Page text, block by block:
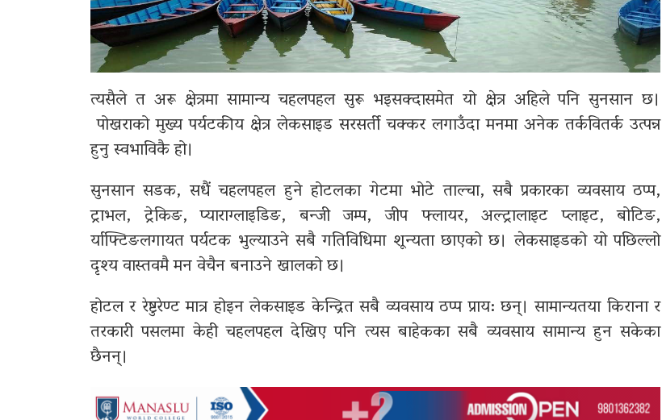
त्यसैले त अरू क्षेत्रमा सामान्य चहलपहल सुरू भइसक्दासमेत यो क्षेत्र अहिले पनि सुनसान छ।
पोखराको मुख्य पर्यटकीय क्षेत्र लेकसाइड सरसर्ती चक्कर लगाउँदा मनमा अनेक तर्कवितर्क उत्पन्न
हुनु स्वभाविकै हो।
सुनसान सडक, सधैं चहलपहल हुने होटलका गेटमा भोटे ताल्चा, सबै प्रकारका व्यवसाय ठप्प,
ट्राभल, ट्रेकिङ, प्याराग्लाइडिङ, बन्जी जम्प, जीप फ्लायर, अल्ट्रालाइट प्लाइट, बोटिङ,
र्याफ्टिङलगायत पर्यटक भुल्याउने सबै गतिविधिमा शून्यता छाएको छ। लेकसाइडको यो पछिल्लो
दृश्य वास्तवमै मन वेचैन बनाउने खालको छ।
होटल र रेष्टुरेण्ट मात्र होइन लेकसाइड केन्द्रित सबै व्यवसाय ठप्प प्राय: छन्। सामान्यतया किराना र
तरकारी पसलमा केही चहलपहल देखिए पनि त्यस बाहेकका सबै व्यवसाय सामान्य हुन सकेका
छैनन्।